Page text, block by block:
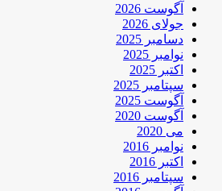
آگوست 2026
جولای 2026
دسامبر 2025
نوامبر 2025
اکتبر 2025
سپتامبر 2025
آگوست 2025
آگوست 2020
می 2020
نوامبر 2016
اکتبر 2016
سپتامبر 2016